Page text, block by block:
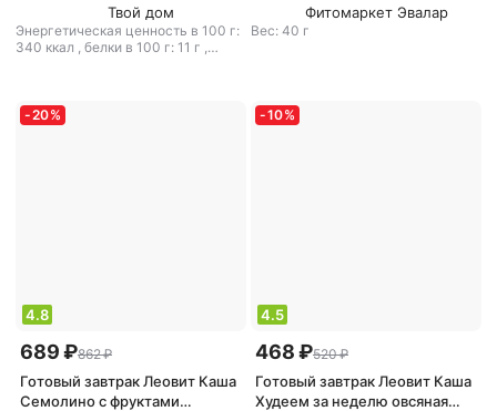
Твой дом
Энергетическая ценность в 100 г:
340 ккал , белки в 100 г: 11 г ,
Фитомаркет Эвалар
Вес: 40 г
-20%
4.8
689 ₽862 ₽
Готовый завтрак Леовит Каша
Семолино с фруктами
-10%
4.5
468 ₽520 ₽
Готовый завтрак Леовит Каша
Худеем за неделю овсяная